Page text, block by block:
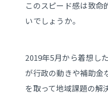
このスピード感は致命
いでしょうか。
2019年5月から着想し
が行政の動きや補助金
を取って地域課題の解